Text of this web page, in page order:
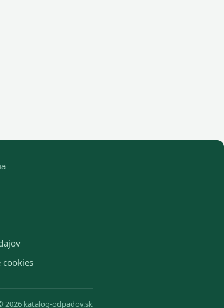
cookies
2026 katalog-odpadov.sk